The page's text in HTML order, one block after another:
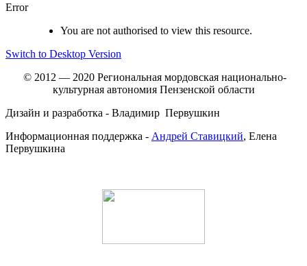
Error
You are not authorised to view this resource.
Switch to Desktop Version
© 2012 — 2020 Региональная мордовская национально-
культурная автономия Пензенской области
Дизайн и разработка - Владимир Первушкин
Информационная поддержка - Андрей Ставицкий, Елена
Первушкина